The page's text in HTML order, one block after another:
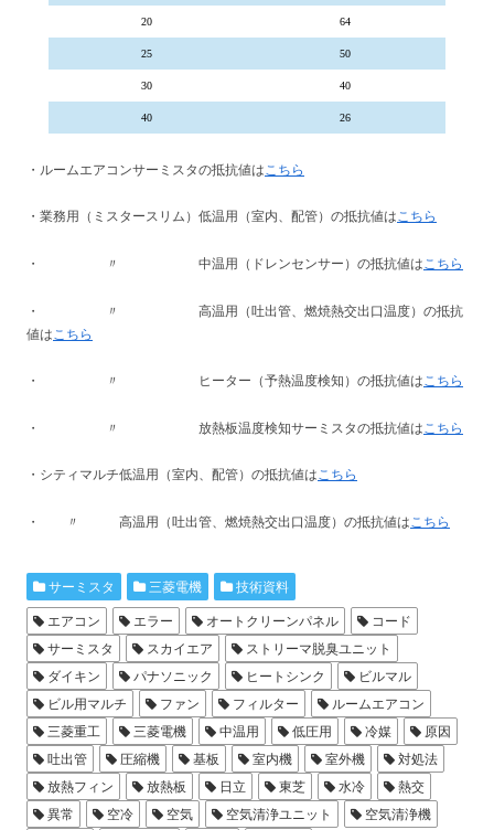
20 64
25 50
30 40
40 26
・ルームエアコンサーミスタの抵抗値は こちら
・業務用（ミスタースリム）低温用（室内、配管）の抵抗値はこちら
・ 〃 中温用（ドレンセンサー）の抵抗値は こちら
・ 〃 高温用（吐出管、燃焼熱交出口温度）の抵抗
値は こちら
・ 〃 ヒーター（予熱温度検知）の抵抗値はこちら
・ 〃 放熱板温度検知サーミスタの抵抗値は こちら
・シティマルチ低温用（室内、配管）の抵抗値はこちら
・ 〃 高温用（吐出管、燃焼熱交出口温度）の抵抗値は こちら
サーミスタ 三菱電機 技術資料
エアコン エラー オートクリーンパネル
コード
サーミスタ
スカイエア
ストリーマ脱臭ユニット
ダイキン
パナソニック ヒートシンク
ビルマル
ビル用マルチ
ファン フィルター
ルームエアコン
三菱重工
三菱電機 中温用 低圧用 冷媒
原因
吐出管
圧縮機 基板 室内機 室外機
対処法
放熱フィン
放熱板 日立 東芝 水冷
熱交
異常
空冷 空気 空気清浄ユニット
空気清浄機